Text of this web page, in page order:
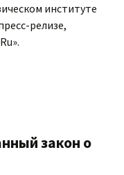
институте
релизе,
закон о